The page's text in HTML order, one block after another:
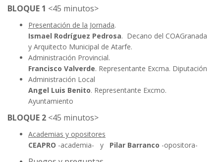
BLOQUE 1 <45 minutos>
Presentación de la Jornada.
Ismael Rodríguez Pedrosa. Decano del COAGranada
y Arquitecto Municipal de Atarfe.
Administración Provincial.
Francisco Valverde. Representante Excma. Diputación
Administración Local
Angel Luis Benito. Representante Excmo.
Ayuntamiento
BLOQUE 2 <45 minutos>
Academias y opositores
CEAPRO -academia- y Pilar Barranco -opositora-